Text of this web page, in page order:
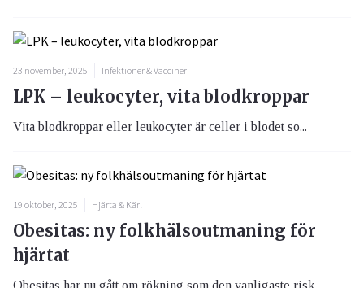
23 november, 2025 Infektioner & Vacciner
LPK – leukocyter, vita blodkroppar
Vita blodkroppar eller leukocyter är celler i blodet so...
19 oktober, 2025 Hjärta & Kärl
Obesitas: ny folkhälsoutmaning för
hjärtat
Obesitas har nu gått om rökning som den vanligaste risk...